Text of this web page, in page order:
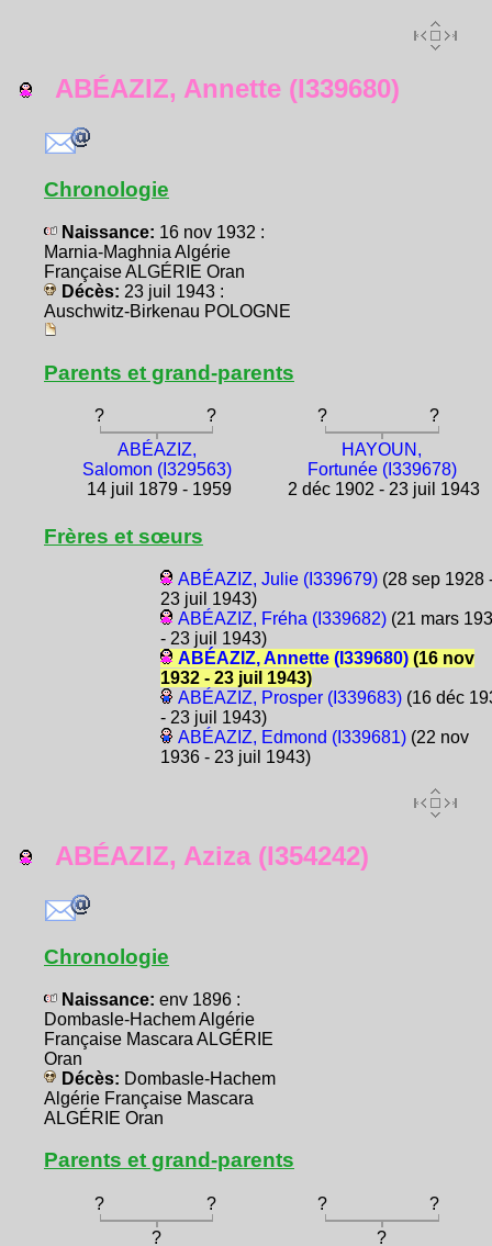
ABÉAZIZ, Annette (I339680)
Chronologie
Naissance: 16 nov 1932 :
Marnia-Maghnia Algérie
Française ALGÉRIE Oran
Décès: 23 juil 1943 :
Auschwitz-Birkenau POLOGNE
Parents et grand-parents
? ? ?
?
ABÉAZIZ,
Salomon (I329563)
14 juil 1879 - 1959
HAYOUN,
Fortunée (I339678)
2 déc 1902 - 23 juil 1943
Frères et sœurs
ABÉAZIZ, Julie (I339679)(28 sep 1928
23 juil 1943)
ABÉAZIZ, Fréha (I339682)(21 mars
- 23 juil 1943)
ABÉAZIZ, Annette (I339680)(16 nov
1932 - 23 juil 1943)
ABÉAZIZ, Prosper (I339683)(16 déc
- 23 juil 1943)
ABÉAZIZ, Edmond (I339681)(22 nov
1936 - 23 juil 1943)
ABÉAZIZ, Aziza (I354242)
Chronologie
Naissance: env 1896 :
Dombasle-Hachem Algérie
Française Mascara ALGÉRIE
Oran
Décès: Dombasle-Hachem
Algérie Française Mascara
ALGÉRIE Oran
Parents et grand-parents
? ? ?
?
?
?